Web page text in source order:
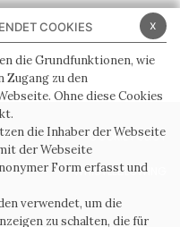
COOKIE POLICY
WHISTLEBLOWING
x
COOKIES
die Grundfunktionen, wie
Zugang zu den
Ohne diese Cookies
die Inhaber der Webseite
der Webseite
Form erfasst und
verwendet, um die
zu schalten, die für